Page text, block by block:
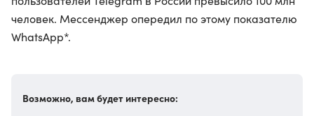
человек. Мессенджер опередил по этому показателю
WhatsApp*.
Возможно, вам будет интересно: